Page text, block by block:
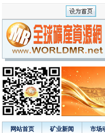
网站首页 矿业新闻 市场